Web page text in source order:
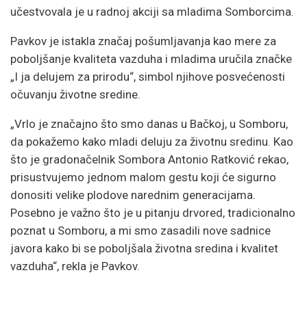
učestvovala je u radnoj akciji sa mladima Somborcima.
Pavkov je istakla značaj pošumljavanja kao mere za
poboljšanje kvaliteta vazduha i mladima uručila značke
„I ja delujem za prirodu“, simbol njihove posvećenosti
očuvanju životne sredine.
„Vrlo je značajno što smo danas u Bačkoj, u Somboru,
da pokažemo kako mladi deluju za životnu sredinu. Kao
što je gradonačelnik Sombora Antonio Ratković rekao,
prisustvujemo jednom malom gestu koji će sigurno
donositi velike plodove narednim generacijama.
Posebno je važno što je u pitanju drvored, tradicionalno
poznat u Somboru, a mi smo zasadili nove sadnice
javora kako bi se poboljšala životna sredina i kvalitet
vazduha“, rekla je Pavkov.